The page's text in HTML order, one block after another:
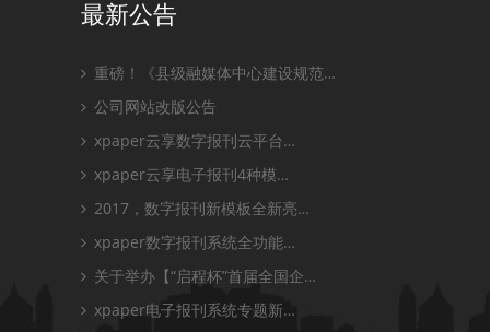
最新公告
重磅！《县级融媒体中心建设规范…
公司网站改版公告
xpaper云享数字报刊云平台…
xpaper云享电子报刊4种模…
2017，数字报刊新模板全新亮…
xpaper数字报刊系统全功能…
关于举办【“启程杯”首届全国企…
xpaper电子报刊系统专题新…